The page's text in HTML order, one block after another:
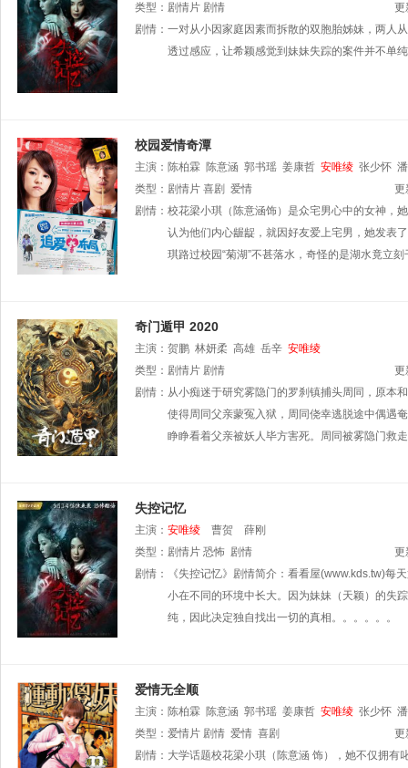
类型： 剧情片 剧情
更
剧情： 一对从小因家庭因素而拆散的双胞胎姊妹，两人
透过感应，让希颖感觉到妹妹失踪的案件并不单
校园爱情奇潭
主演： 陈柏霖 陈意涵 郭书瑶 姜康哲 安唯绫 张少怀
类型： 剧情片 喜剧 爱情
更
剧情： 校花梁小琪（陈意涵饰）是众宅男心中的女神，
认为他们内心龌龊，就因好友爱上宅男，她发表
琪路过校园“菊湖”不甚落水，奇怪的是湖水竟立
奇门遁甲 2020
主演： 贺鹏 林妍柔 高雄 岳辛 安唯绫
类型： 剧情片 剧情
更
剧情： 从小痴迷于研究雾隐门的罗刹镇捕头周同，原本
使得周同父亲蒙冤入狱，周同侥幸逃脱途中偶遇
睁睁看着父亲被妖人毕方害死。周同被雾隐门救
失控记忆
主演： 安唯绫 曹贺
薛刚
类型： 剧情片 恐怖 剧情
更
剧情：
《失控记忆》剧情简介：看看屋(www.kds.tw)每
小在不同的环境中长大。因为妹妹（天颖）的失
纯，因此决定独自找出一切的真相。。。。。。
爱情无全顺
主演： 陈柏霖 陈意涵 郭书瑶 姜康哲 安唯绫 张少怀
类型： 爱情片 剧情 爱情 喜剧
更
剧情： 大学话题校花梁小琪（陈意涵 饰），她不仅拥有